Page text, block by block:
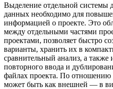
Выделение отдельной системы
данных необходимо для
информацией о проекте. Это
между отдельными частями
проектами, позволяет быстро
варианты, хранить их в
сравнительный анализ, а также
повторного ввода и
файлах проекта. По отношению
может быть как внешней — в